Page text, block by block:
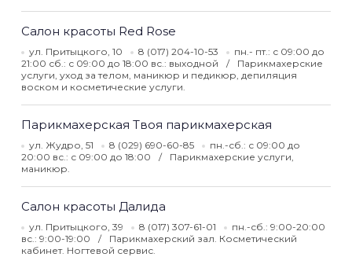
Салон красоты Red Rose
ул. Притыцкого, 10 8 (017) 204-10-53
пн.- пт.: с 09:00 до
21:00 сб.: с 09:00 до 18:00 вс.: выходной
Парикмахерские
услуги, уход за телом, маникюр и педикюр, депиляция
воском и косметические услуги.
Парикмахерская Твоя парикмахерская
ул. Жудро, 51 8 (029) 690-60-85
пн.-сб.: с 09:00 до
20:00 вс.: с 09:00 до 18:00
Парикмахерские услуги,
маникюр.
Салон красоты Далида
ул. Притыцкого, 39 8 (017) 307-61-01
пн.-сб.: 9:00-20:00
вс.: 9:00-19:00
Парикмахерский зал. Косметический
кабинет. Ногтевой сервис.